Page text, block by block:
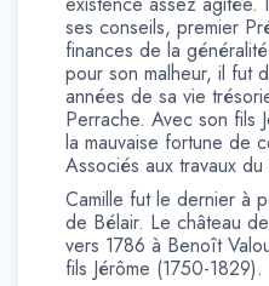
ses conseils, premier
finances de la
pour son malheur, il fut
années de sa vie
Perrache. Avec son fils
la mauvaise fortune de
Associés aux travaux
Camille fut le dernier à
de Bélair. Le château
vers 1786 à Benoît
fils Jérôme (1750-1829).